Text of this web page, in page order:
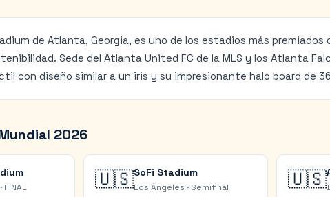
de Atlanta, Georgia, es uno de los estadios más premiados
Sede del Atlanta United FC de la MLS y los Atlanta
con diseño similar a un iris y su impresionante halo board de
2026
· FINAL 🇺🇸SoFi Stadium
Los Ángeles · Semifinal 🇺🇸